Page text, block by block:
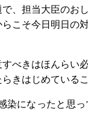
、担当大臣のお
こそ今日明日の
べきはほんらい
きはじめているこ
になったと思